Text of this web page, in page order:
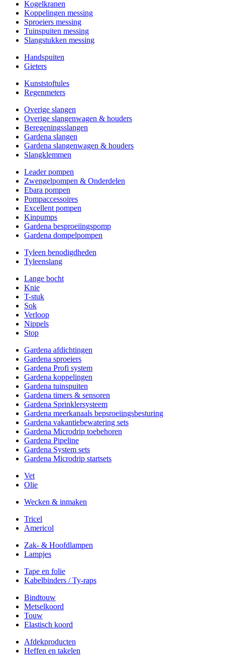
Kogelkranen
Koppelingen messing
Sproeiers messing
Tuinspuiten messing
Slangstukken messing
Handspuiten
Gieters
Kunststoftules
Regenmeters
Overige slangen
Overige slangenwagen & houders
Beregeningsslangen
Gardena slangen
Gardena slangenwagen & houders
Slangklemmen
Leader pompen
Zwengelpompen & Onderdelen
Ebara pompen
Pompaccessoires
Excellent pompen
Kinpumps
Gardena besproeiingspomp
Gardena dompelpompen
Tyleen benodigdheden
Tyleenslang
Lange bocht
Knie
T-stuk
Sok
Verloop
Nippels
Stop
Gardena afdichtingen
Gardena sproeiers
Gardena Profi system
Gardena koppelingen
Gardena tuinspuiten
Gardena timers & sensoren
Gardena Sprinklersysteem
Gardena meerkanaals bepsroeiingsbesturing
Gardena vakantiebewatering sets
Gardena Microdrip toebehoren
Gardena Pipeline
Gardena System sets
Gardena Microdrip startsets
Vet
Olie
Wecken & inmaken
Tricel
Americol
Zak- & Hoofdlampen
Lampjes
Tape en folie
Kabelbinders / Ty-raps
Bindtouw
Metselkoord
Touw
Elastisch koord
Afdekproducten
Heffen en takelen